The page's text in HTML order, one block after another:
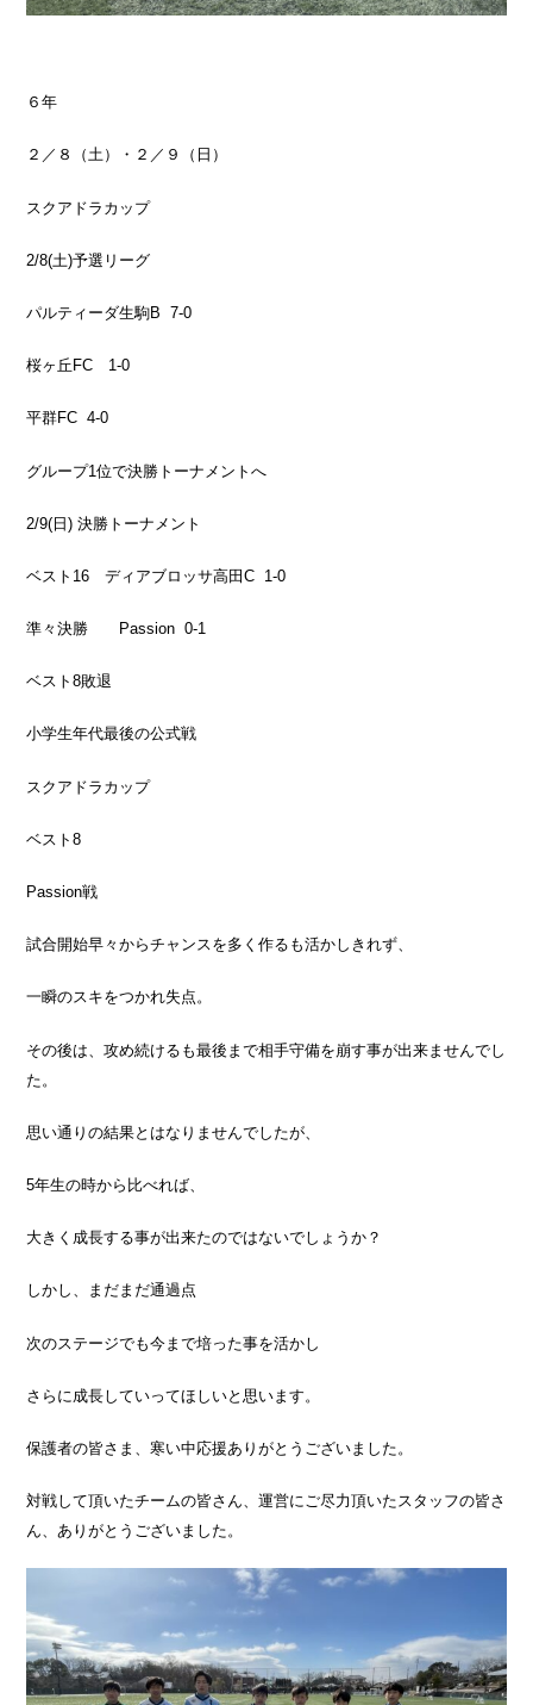
６年
２／８（土）・２／９（日）
スクアドラカップ
2/8(土)予選リーグ
パルティーダ生駒B 7-0
桜ヶ丘FC 1-0
平群FC 4-0
グループ1位で決勝トーナメントへ
2/9(日) 決勝トーナメント
ベスト16 ディアブロッサ高田C 1-0
準々決勝 Passion 0-1
ベスト8敗退
小学生年代最後の公式戦
スクアドラカップ
ベスト8
Passion戦
試合開始早々からチャンスを多く作るも活かしきれず、
一瞬のスキをつかれ失点。
その後は、攻め続けるも最後まで相手守備を崩す事が出来ませんでし
た。
思い通りの結果とはなりませんでしたが、
5年生の時から比べれば、
大きく成長する事が出来たのではないでしょうか？
しかし、まだまだ通過点
次のステージでも今まで培った事を活かし
さらに成長していってほしいと思います。
保護者の皆さま、寒い中応援ありがとうございました。
対戦して頂いたチームの皆さん、運営にご尽力頂いたスタッフの皆さ
ん、ありがとうございました。